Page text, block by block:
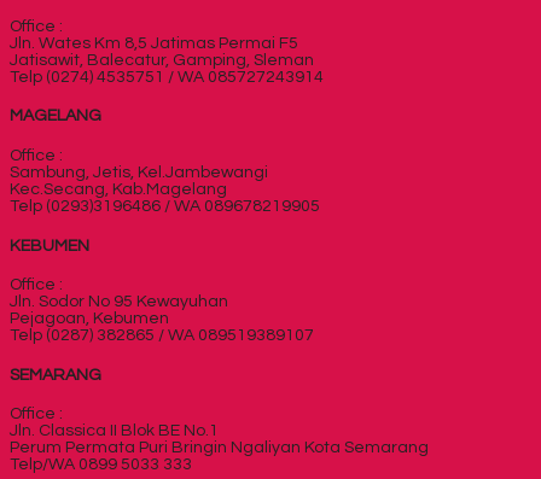
Office :
Jln. Wates Km 8,5 Jatimas Permai F5
Jatisawit, Balecatur, Gamping, Sleman
Telp (0274) 4535751 / WA 085727243914
MAGELANG
Office :
Sambung, Jetis, Kel.Jambewangi
Kec.Secang, Kab.Magelang
Telp (0293)3196486 / WA 089678219905
KEBUMEN
Office :
Jln. Sodor No 95 Kewayuhan
Pejagoan, Kebumen
Telp (0287) 382865 / WA 089519389107
SEMARANG
Office :
Jln. Classica II Blok BE No.1
Perum Permata Puri Bringin Ngaliyan Kota Semarang
Telp/WA 0899 5033 333